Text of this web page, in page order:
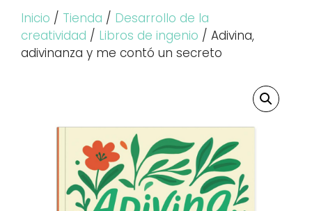
Inicio / Tienda / Desarrollo de la
creatividad / Libros de ingenio / Adivina,
adivinanza y me contó un secreto